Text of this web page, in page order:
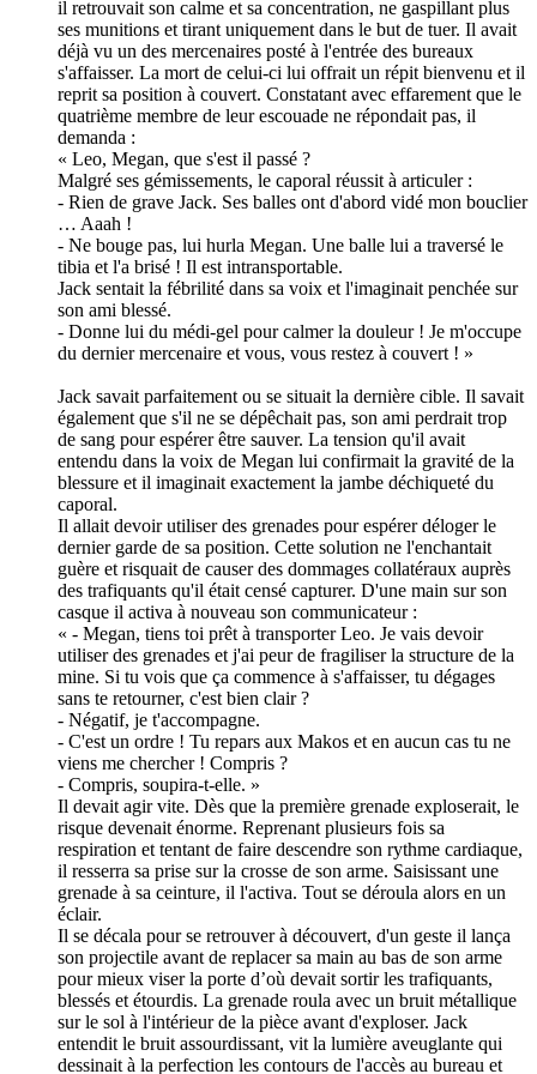
il retrouvait son calme et sa concentration, ne gaspillant plus
ses munitions et tirant uniquement dans le but de tuer. Il avait
déjà vu un des mercenaires posté à l'entrée des bureaux
s'affaisser. La mort de celui-ci lui offrait un répit bienvenu et il
reprit sa position à couvert. Constatant avec effarement que le
quatrième membre de leur escouade ne répondait pas, il
demanda :
« Leo, Megan, que s'est il passé ?
Malgré ses gémissements, le caporal réussit à articuler :
- Rien de grave Jack. Ses balles ont d'abord vidé mon bouclier
… Aaah !
- Ne bouge pas, lui hurla Megan. Une balle lui a traversé le
tibia et l'a brisé ! Il est intransportable.
Jack sentait la fébrilité dans sa voix et l'imaginait penchée sur
son ami blessé.
- Donne lui du médi-gel pour calmer la douleur ! Je m'occupe
du dernier mercenaire et vous, vous restez à couvert ! »
Jack savait parfaitement ou se situait la dernière cible. Il savait
également que s'il ne se dépêchait pas, son ami perdrait trop
de sang pour espérer être sauver. La tension qu'il avait
entendu dans la voix de Megan lui confirmait la gravité de la
blessure et il imaginait exactement la jambe déchiqueté du
caporal.
Il allait devoir utiliser des grenades pour espérer déloger le
dernier garde de sa position. Cette solution ne l'enchantait
guère et risquait de causer des dommages collatéraux auprès
des trafiquants qu'il était censé capturer. D'une main sur son
casque il activa à nouveau son communicateur :
« - Megan, tiens toi prêt à transporter Leo. Je vais devoir
utiliser des grenades et j'ai peur de fragiliser la structure de la
mine. Si tu vois que ça commence à s'affaisser, tu dégages
sans te retourner, c'est bien clair ?
- Négatif, je t'accompagne.
- C'est un ordre ! Tu repars aux Makos et en aucun cas tu ne
viens me chercher ! Compris ?
- Compris, soupira-t-elle. »
Il devait agir vite. Dès que la première grenade exploserait, le
risque devenait énorme. Reprenant plusieurs fois sa
respiration et tentant de faire descendre son rythme cardiaque,
il resserra sa prise sur la crosse de son arme. Saisissant une
grenade à sa ceinture, il l'activa. Tout se déroula alors en un
éclair.
Il se décala pour se retrouver à découvert, d'un geste il lança
son projectile avant de replacer sa main au bas de son arme
pour mieux viser la porte d’où devait sortir les trafiquants,
blessés et étourdis. La grenade roula avec un bruit métallique
sur le sol à l'intérieur de la pièce avant d'exploser. Jack
entendit le bruit assourdissant, vit la lumière aveuglante qui
dessinait à la perfection les contours de l'accès au bureau et